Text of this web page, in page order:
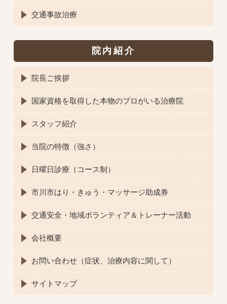
交通事故治療
院内紹介
院長ご挨拶
国家資格を取得した本物のプロがいる治療院
スタッフ紹介
当院の特徴（強さ）
日曜日診療（コース制）
市川市はり・きゅう・マッサージ助成券
交通安全・地域ボランティア＆トレーナー活動
会社概要
お問い合わせ（症状、治療内容に関して）
サイトマップ